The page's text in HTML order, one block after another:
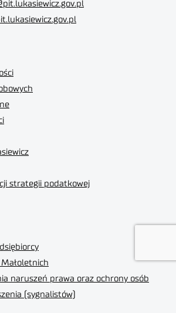
strategii podatkowej
naruszeń prawa oraz ochrony osób
(sygnalistów)